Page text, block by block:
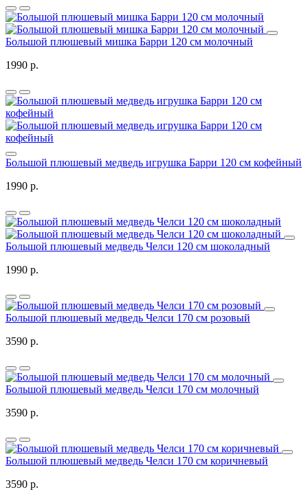
Большой плюшевый мишка Барри 120 см молочный
1990 р.
Большой плюшевый медведь игрушка Барри 120 см кофейный
1990 р.
Большой плюшевый медведь Челси 120 см шоколадный
1990 р.
Большой плюшевый медведь Челси 170 см розовый
3590 р.
Большой плюшевый медведь Челси 170 см молочный
3590 р.
Большой плюшевый медведь Челси 170 см коричневый
3590 р.